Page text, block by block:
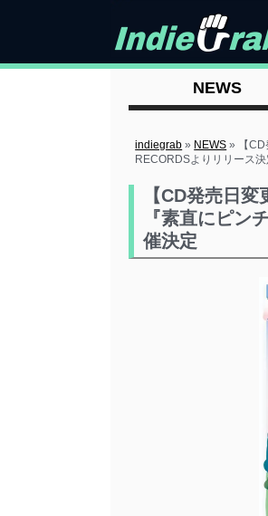
NEWS
indiegrab » NEWS »
【
RECORDSよりリリース
【CD発売日
『素直にピン
催決定